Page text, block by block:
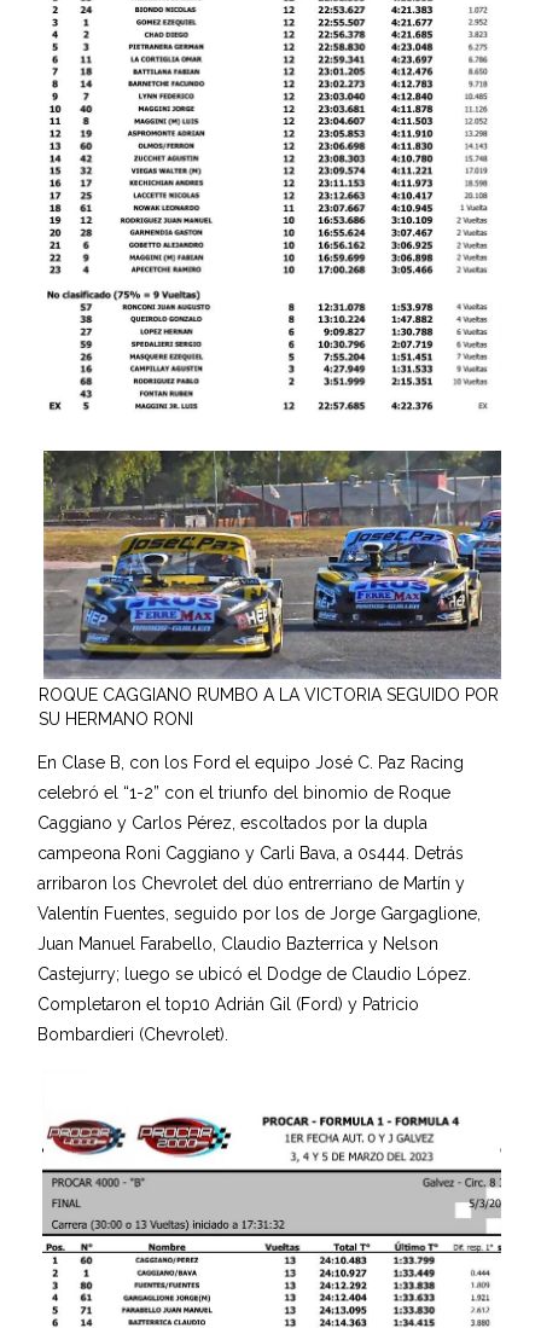
ROQUE CAGGIANO RUMBO A LA VICTORIA SEGUIDO POR
SU HERMANO RONI
En Clase B, con los Ford el equipo José C. Paz Racing
celebró el “1-2” con el triunfo del binomio de Roque
Caggiano y Carlos Pérez, escoltados por la dupla
campeona Roni Caggiano y Carli Bava, a 0s444. Detrás
arribaron los Chevrolet del dúo entrerriano de Martín y
Valentín Fuentes, seguido por los de Jorge Gargaglione,
Juan Manuel Farabello, Claudio Bazterrica y Nelson
Castejurry; luego se ubicó el Dodge de Claudio López.
Completaron el top10 Adrián Gil (Ford) y Patricio
Bombardieri (Chevrolet).